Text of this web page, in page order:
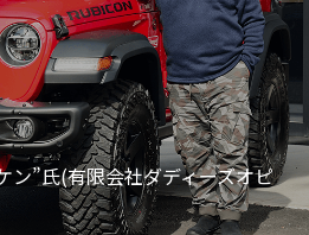
ン”氏(有限会社ダディーズオピ